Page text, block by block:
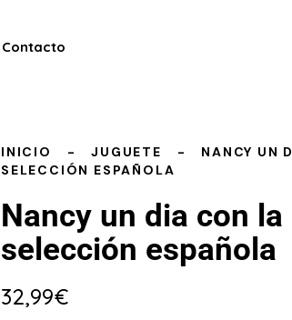
Contacto
INICIO JUGUETE
NANCY UN
SELECCIÓN ESPAÑOLA
Nancy un dia con la
selección española
32,99€